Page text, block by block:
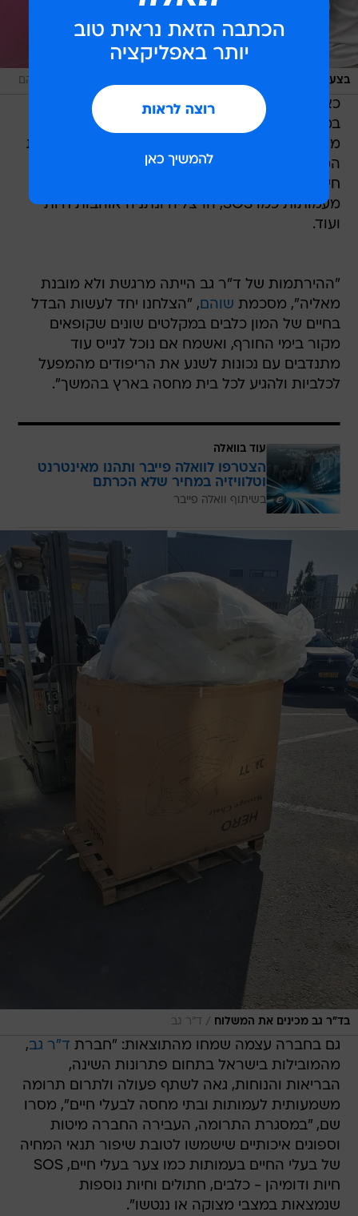
בצער בעלי חיים רמת גן מקבלים את המיטות אתר רשמי, הדר שוהם
כאן החל מהלך לוגיסטי מורכב. בד"ר גב הכינו
במפעל בראש העין את החבילות ושוהם קיבצה
מתנדבים שיאספו את השמיכות עבור העמותות. את
המשלוח הראשון היא הביאה בעצמה לצער בעלי
חיים רמת גן, ומאוחר יותר הגיעו מתנדבים גם
מעמותות כמו SOS, הרצליה ונתניה אוהבות חיות
ועוד.
"ההירתמות של ד"ר גב הייתה מרגשת ולא מובנת
מאליה", מסכמת שוהם, "הצלחנו יחד לעשות הבדל
בחיים של המון כלבים במקלטים שונים שקופאים
מקור בימי החורף, ואשמח אם נוכל לגייס עוד
מתנדבים עם נכונות לשנע את הריפודים מהמפעל
לכלביות ולהגיע לכל בית מחסה בארץ בהמשך".
עוד בוואלה
הצטרפו לוואלה פייבר ותהנו מאינטרנט
וטלוויזיה במחיר שלא הכרתם
בשיתוף וואלה פייבר
בד"ר גב מכינים את המשלוח / ד"ר גב
גם בחברה עצמה שמחו מהתוצאות: "חברת ד"ר גב,
מהמובילות בישראל בתחום פתרונות השינה,
הבריאות והנוחות, גאה לשתף פעולה ולתרום תרומה
משמעותית לעמותות ובתי מחסה לבעלי חיים", מסרו
שם, "במסגרת התרומה, העבירה החברה מיטות
וספוגים איכותיים שישמשו לטובת שיפור תנאי המחיה
של בעלי החיים בעמותות כמו צער בעלי חיים, SOS
חיות ודומיהן - כלבים, חתולים וחיות נוספות
שנמצאות במצבי מצוקה או ננטשו".